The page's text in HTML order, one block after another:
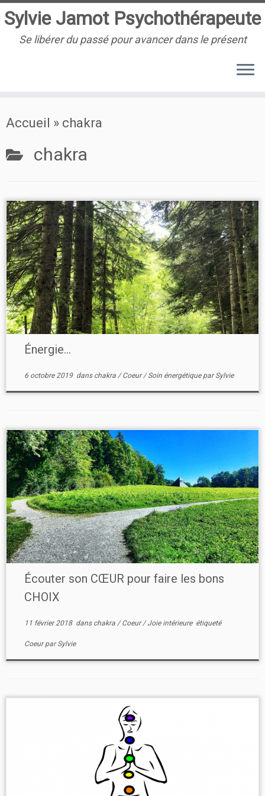
au
contenu
Sylvie Jamot Psychothérapeute
Se libérer du passé pour avancer dans le présent
Accueil » chakra
chakra
Énergie…
6 octobre 2019dans chakra /Coeur/Soin énergétique parSylvie
Écouter son CŒUR pour faire les bons
CHOIX
11 février 2018dans chakra /Coeur/Joie intérieure étiqueté
CoeurparSylvie